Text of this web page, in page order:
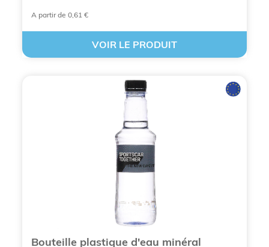
AJOUTEZ UNE BOUTEILLE D’EAU
PERSONNALISÉE
A partir de 0,61 €
VOIR LE PRODUIT
Bouteille plastique d'eau minéral